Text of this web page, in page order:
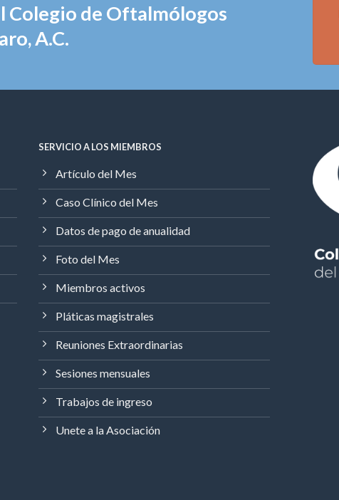
Colegio de Oftalmólogos
A.C.
SERVICIO A LOS MIEMBROS
Artículo del Mes
Caso Clínico del Mes
Datos de pago de anualidad
Foto del Mes
Miembros activos
Pláticas magistrales
Reuniones Extraordinarias
Sesiones mensuales
Trabajos de ingreso
Unete a la Asociación